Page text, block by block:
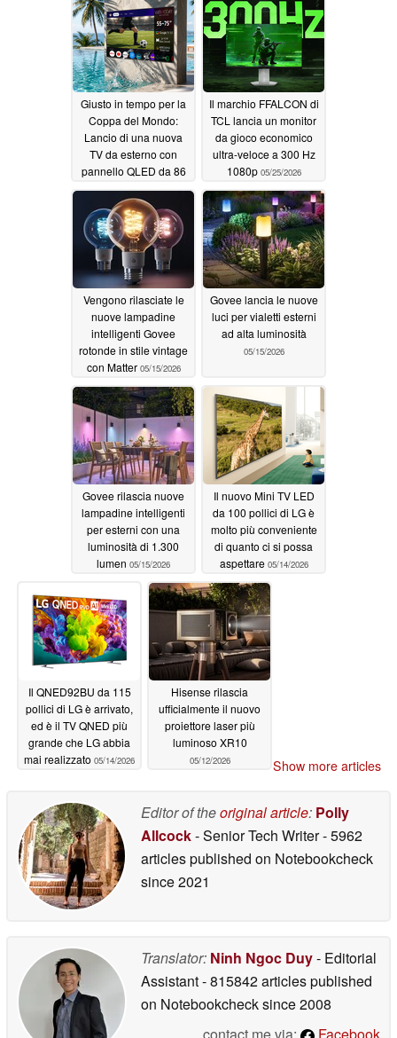
Giusto in tempo per la
Coppa del Mondo:
Lancio di una nuova
TV da esterno con
pannello QLED da 86
pollici e 4.000 nits
06/11/2026
Il marchio FFALCON di
TCL lancia un monitor
da gioco economico
ultra-veloce a 300 Hz
1080p 05/25/2026
Vengono rilasciate le
nuove lampadine
intelligenti Govee
rotonde in stile vintage
con Matter 05/15/2026
Govee lancia le nuove
luci per vialetti esterni
ad alta luminosità
05/15/2026
Govee rilascia nuove
lampadine intelligenti
per esterni con una
luminosità di 1.300
lumen 05/15/2026
Il nuovo Mini TV LED
da 100 pollici di LG è
molto più conveniente
di quanto ci si possa
aspettare 05/14/2026
Il QNED92BU da 115
pollici di LG è arrivato,
ed è il TV QNED più
grande che LG abbia
mai realizzato 05/14/2026
Hisense rilascia
ufficialmente il nuovo
proiettore laser più
luminoso XR10
05/12/2026 Show more articles
Editor of theoriginal article: Polly
Allcock- Senior Tech Writer- 5962
articles published on Notebookcheck
since 2021
Translator: Ninh Ngoc Duy- Editorial
Assistant- 815842 articles published
on Notebookchecksince 2008